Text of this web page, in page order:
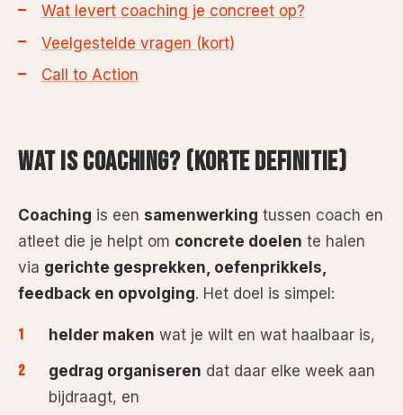
Wat levert coaching je concreet op?
Veelgestelde vragen (kort)
Call to Action
WAT IS COACHING? (KORTE DEFINITIE)
Coaching is een samenwerking tussen coach en
atleet die je helpt om concrete doelen te halen
via gerichte gesprekken, oefenprikkels,
feedback en opvolging. Het doel is simpel:
helder maken wat je wilt en wat haalbaar is,
gedrag organiseren dat daar elke week aan
bijdraagt, en